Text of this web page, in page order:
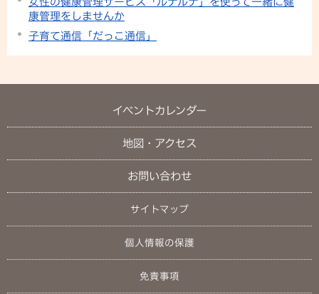
康管理をしませんか
子育て通信「だっこ通信」
イベントカレンダー
地図・アクセス
お問い合わせ
サイトマップ
個人情報の保護
免責事項